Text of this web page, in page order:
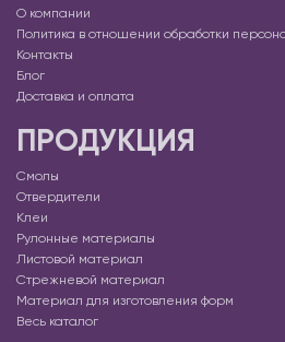
О компании
Политика в отношении обработки
Контакты
Блог
Доставка и оплата
ПРОДУКЦИЯ
Смолы
Отвердители
Клеи
Рулонные материалы
Листовой материал
Стрежневой материал
Материал для изготовления форм
Весь каталог